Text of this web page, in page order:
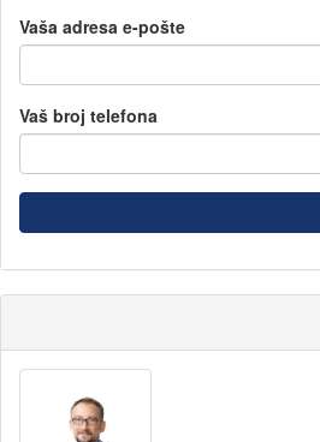
Vaša adresa e-pošte
Vaš broj telefona